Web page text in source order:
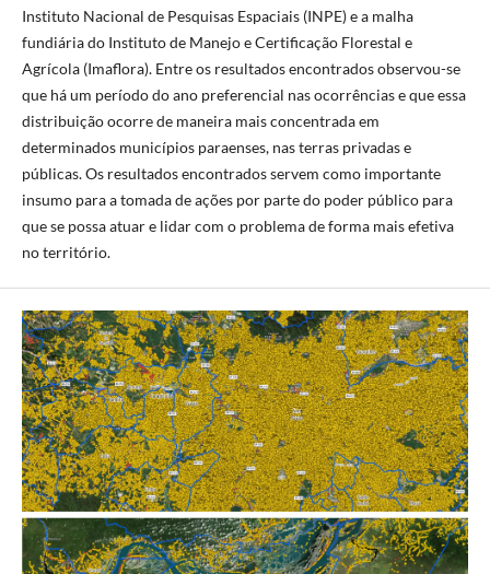
Instituto Nacional de Pesquisas Espaciais (INPE) e a malha
fundiária do Instituto de Manejo e Certificação Florestal e
Agrícola (Imaflora). Entre os resultados encontrados observou-se
que há um período do ano preferencial nas ocorrências e que essa
distribuição ocorre de maneira mais concentrada em
determinados municípios paraenses, nas terras privadas e
públicas. Os resultados encontrados servem como importante
insumo para a tomada de ações por parte do poder público para
que se possa atuar e lidar com o problema de forma mais efetiva
no território.